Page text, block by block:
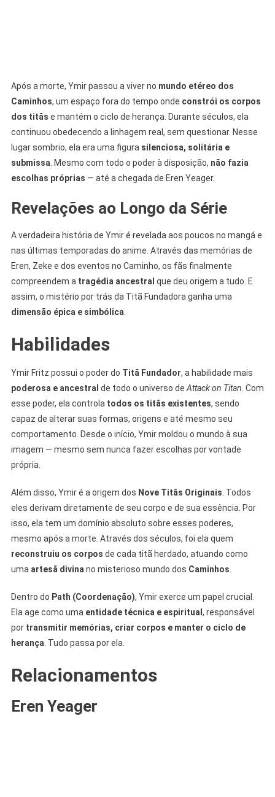
Após a morte, Ymir passou a viver no mundo etéreo dos
Caminhos, um espaço fora do tempo onde constrói os corpos
dos titãs e mantém o ciclo de herança. Durante séculos, ela
continuou obedecendo a linhagem real, sem questionar. Nesse
lugar sombrio, ela era uma figura silenciosa, solitária e
submissa. Mesmo com todo o poder à disposição, não fazia
escolhas próprias — até a chegada de Eren Yeager.
Revelações ao Longo da Série
A verdadeira história de Ymir é revelada aos poucos no mangá e
nas últimas temporadas do anime. Através das memórias de
Eren, Zeke e dos eventos no Caminho, os fãs finalmente
compreendem a tragédia ancestral que deu origem a tudo. E
assim, o mistério por trás da Titã Fundadora ganha uma
dimensão épica e simbólica.
Habilidades
Ymir Fritz possui o poder do Titã Fundador, a habilidade mais
poderosa e ancestral de todo o universo deAttack on Titan. Com
esse poder, ela controla todos os titãs existentes, sendo
capaz de alterar suas formas, origens e até mesmo seu
comportamento. Desde o início, Ymir moldou o mundo à sua
imagem — mesmo sem nunca fazer escolhas por vontade
própria.
Além disso, Ymir é a origem dos Nove Titãs Originais. Todos
eles derivam diretamente de seu corpo e de sua essência. Por
isso, ela tem um domínio absoluto sobre esses poderes,
mesmo após a morte. Através dos séculos, foi ela quem
reconstruiu os corpos de cada titã herdado, atuando como
uma artesã divinano misterioso mundo dos Caminhos.
Dentro do Path (Coordenação), Ymir exerce um papel crucial.
Ela age como uma entidade técnica e espiritual , responsável
por transmitir memórias, criar corpos e manter o ciclo de
herança. Tudo passa por ela.
Relacionamentos
Eren Yeager